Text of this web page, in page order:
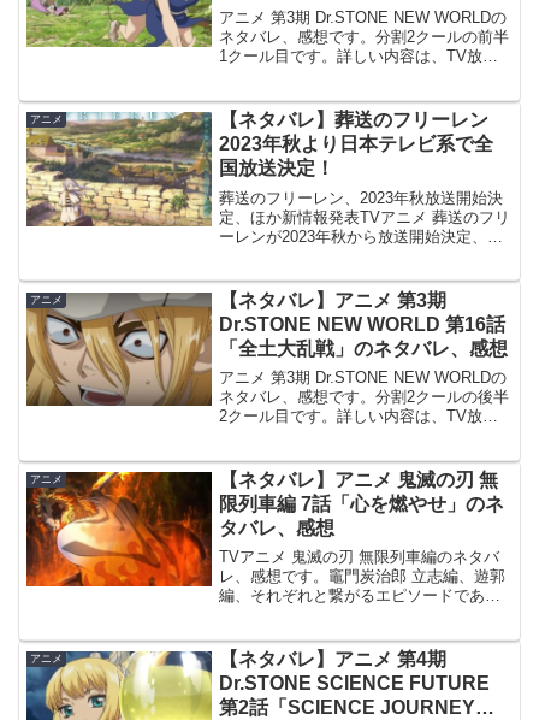
感想
アニメ 第3期 Dr.STONE NEW WORLDの
ネタバレ、感想です。分割2クールの前半
1クール目です。詳しい内容は、TV放送
BOX」の記事はこちらです...
アニメ
【ネタバレ】葬送のフリーレン
2023年秋より日本テレビ系で全
国放送決定！
葬送のフリーレン、2023年秋放送開始決
定、ほか新情報発表TVアニメ 葬送のフリ
ーレンが2023年秋から放送開始決定、と
ち・ざ・ろっく！」の斎藤圭一郎氏、シ
リー...
アニメ
【ネタバレ】アニメ 第3期
Dr.STONE NEW WORLD 第16話
「全土大乱戦」のネタバレ、感想
アニメ 第3期 Dr.STONE NEW WORLDの
ネタバレ、感想です。分割2クールの後半
2クール目です。詳しい内容は、TV放送
#16 全土大乱戦いきなりオオアラ...
アニメ
【ネタバレ】アニメ 鬼滅の刃 無
限列車編 7話「心を燃やせ」のネ
タバレ、感想
TVアニメ 鬼滅の刃 無限列車編のネタバ
レ、感想です。竈門炭治郎 立志編、遊郭
編、それぞれと繋がるエピソードである
放送されます。前回 6話の記事はこちら
です。心...
アニメ
【ネタバレ】アニメ 第4期
Dr.STONE SCIENCE FUTURE
第2話「SCIENCE JOURNEY」